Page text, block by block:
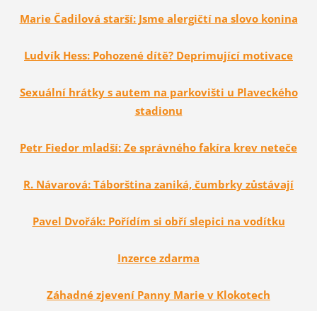
Marie Čadilová starší: Jsme alergičtí na slovo konina
Ludvík Hess: Pohozené dítě? Deprimující motivace
Sexuální hrátky s autem na parkovišti u Plaveckého
stadionu
Petr Fiedor mladší: Ze správného fakíra krev neteče
R. Návarová: Táborština zaniká, čumbrky zůstávají
Pavel Dvořák: Pořídím si obří slepici na vodítku
Inzerce zdarma
Záhadné zjevení Panny Marie v Klokotech